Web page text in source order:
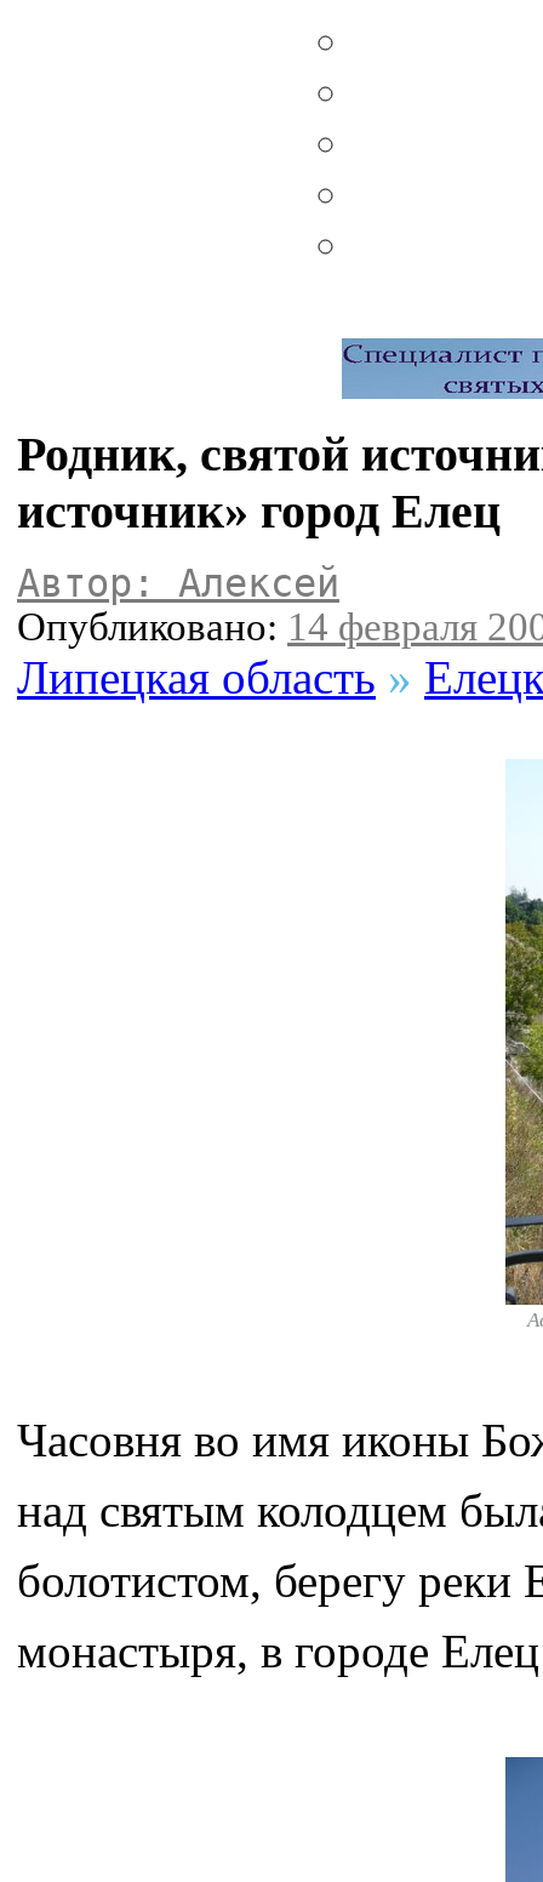
Родник, cвятой
источник» город Елец
Автор: Алексей
Опубликовано: 14 февраля
Липецкая область »
Часовня во имя иконы
над святым колодцем
болотистом, берегу реки
монастыря, в городе